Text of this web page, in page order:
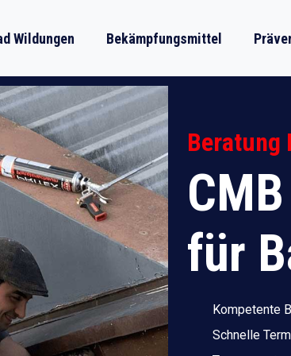
Wildungen Bekämpfungsmittel
Beratung
für
Kompetente
Schnelle